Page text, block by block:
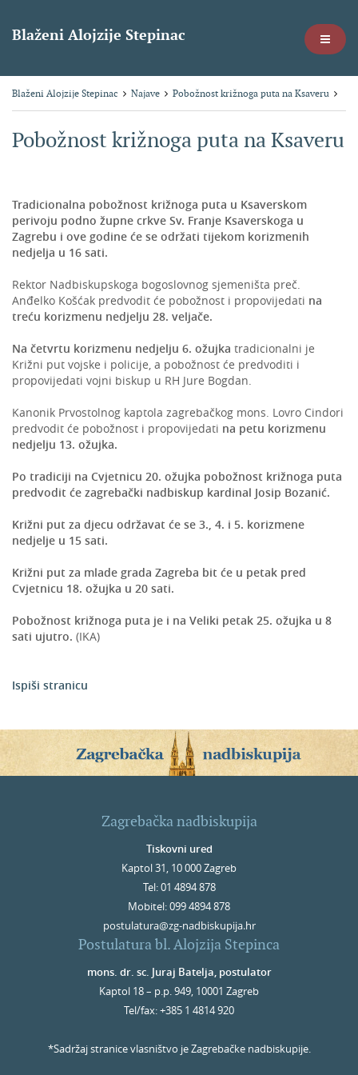
Blaženi Alojzije Stepinac
Blaženi Alojzije Stepinac Najave Pobožnost križnoga puta na Ksaveru
Pobožnost križnoga puta na Ksaveru
Tradicionalna pobožnost križnoga puta u Ksaverskom
perivoju podno župne crkve Sv. Franje Ksaverskoga u
Zagrebu i ove godine će se održati tijekom korizmenih
nedjelja u 16 sati.
Rektor Nadbiskupskoga bogoslovnog sjemeništa preč.
Anđelko Košćak predvodit će pobožnost i propovijedati na
treću korizmenu nedjelju 28. veljače.
Na četvrtu korizmenu nedjelju 6. ožujka tradicionalni je
Križni put vojske i policije, a pobožnost će predvoditi i
propovijedati vojni biskup u RH Jure Bogdan.
Kanonik Prvostolnog kaptola zagrebačkog mons. Lovro Cindori
predvodit će pobožnost i propovijedati na petu korizmenu
nedjelju 13. ožujka.
Po tradiciji na Cvjetnicu 20. ožujka pobožnost križnoga puta
predvodit će zagrebački nadbiskup kardinal Josip Bozanić.
Križni put za djecu održavat će se 3., 4. i 5. korizmene
nedjelje u 15 sati.
Križni put za mlade grada Zagreba bit će u petak pred
Cvjetnicu 18. ožujka u 20 sati.
Pobožnost križnoga puta je i na Veliki petak 25. ožujka u 8
sati ujutro. (IKA)
Ispiši stranicu
Zagrebačka nadbiskupija
Tiskovni ured
Kaptol 31, 10 000 Zagreb
Tel: 01 4894 878
Mobitel: 099 4894 878
postulatura@zg-nadbiskupija.hr
Postulatura bl. Alojzija Stepinca
mons. dr. sc. Juraj Batelja, postulator
Kaptol 18 – p.p. 949, 10001 Zagreb
Tel/fax: +385 1 4814 920
*Sadržaj stranice vlasništvo je Zagrebačke nadbiskupije.